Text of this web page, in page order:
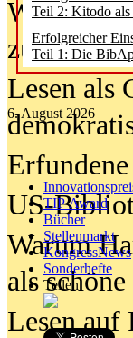
Teil 2: Kitodo als
Erfolgreicher
Teil 1: Die
6. August 2026
TIP Award
Bücher
Stellenmarkt
KongressNews
Sonderhefte
Teilen
Warum
zu kurz
Lesen als
US-
Warum
als
Lesen auf